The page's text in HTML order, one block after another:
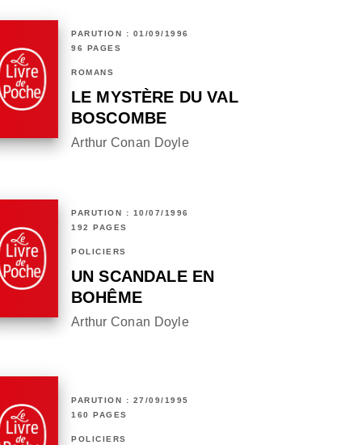
PARUTION : 01/09/1996
96 PAGES
ROMANS
LE MYSTÈRE DU VAL
BOSCOMBE
Arthur Conan Doyle
PARUTION : 10/07/1996
192 PAGES
POLICIERS
UN SCANDALE EN
BOHÊME
Arthur Conan Doyle
PARUTION : 27/09/1995
160 PAGES
POLICIERS